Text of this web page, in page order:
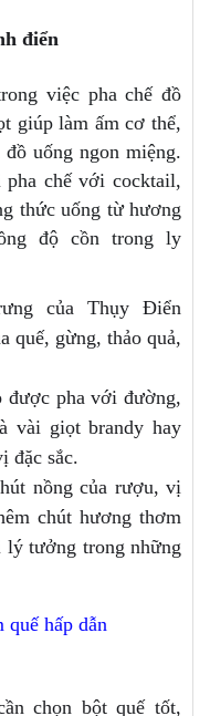
điển
việc pha chế đồ
giúp làm ấm cơ thể,
uống ngon miệng.
chế với cocktail,
thức uống từ hương
độ cồn trong ly
của Thụy Điển
quế, gừng, thảo quả,
pha với đường,
vài giọt brandy hay
đặc sắc.
nồng của rượu, vị
chút hương thơm
lý tưởng trong những
hấp dẫn
chọn bột quế tốt,